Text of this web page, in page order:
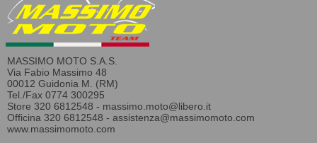
MASSIMO MOTO S.A.S.
Via Fabio Massimo 48
00012 Guidonia M. (RM)
Tel./Fax 0774 300295
Store 320 6812548 - massimo.moto@libero.it
Officina 320 6812548 - assistenza@massimomoto.com
www.massimomoto.com